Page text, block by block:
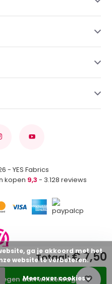
aan winkelwagen
Totaal:€ 7,50
- YES Fabrics
kopen 9,3 - 3.128 reviews
ga je akkoord met het
website te verbeteren.
Meer over cookies »